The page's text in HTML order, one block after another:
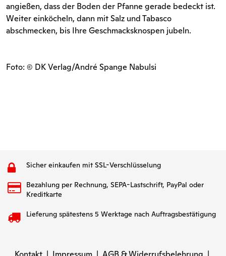
angießen, dass der Boden der Pfanne gerade bedeckt ist.
Weiter einköcheln, dann mit Salz und Tabasco
abschmecken, bis Ihre Geschmacksknospen jubeln.
Foto: © DK Verlag/André Spange Nabulsi
Sicher einkaufen mit SSL-Verschlüsselung
Bezahlung per Rechnung, SEPA-Lastschrift, PayPal oder
Kreditkarte
Lieferung spätestens 5 Werktage nach Auftragsbestätigung